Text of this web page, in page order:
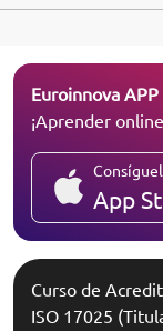
Euroinnova APP
¡Aprender
App
Curso de
ISO 17025